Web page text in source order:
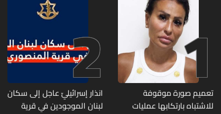
1
تعميم صورة موقوفة
للاشتباه بارتكابها عمليات
2
انذار إسرائيليّ عاجل إلى سكان
لبنان الموجودين في قرية